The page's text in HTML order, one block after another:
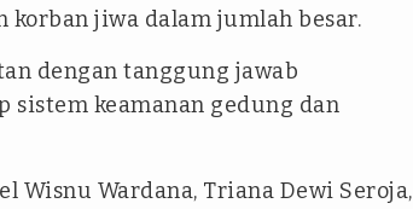
korban jiwa dalam jumlah besar.
dengan tanggung jawab
sistem keamanan gedung dan
Wisnu Wardana, Triana Dewi Seroja,